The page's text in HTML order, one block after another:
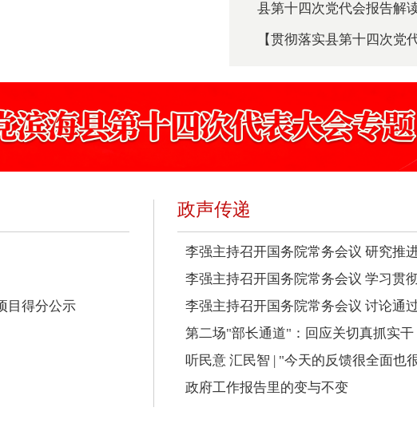
县第十四次党代会报告解
【贯彻落实县第十四次党
目得分公示
政声传递
李强主持召开国务院常务会议 研究推
李强主持召开国务院常务会议 学习贯
李强主持召开国务院常务会议 讨论通
第二场"部长通道"：回应关切真抓实干
听民意 汇民智 | "今天的反馈很全面
政府工作报告里的变与不变